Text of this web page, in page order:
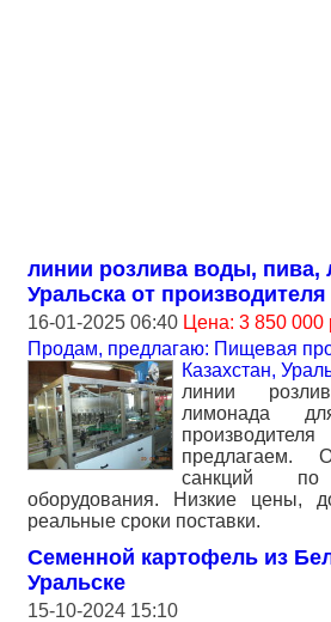
линии розлива воды, пива,
Уральска от
16-01-2025 06:40 Цена: 3 850 000
Продам, предлагаю: Пищевая
Казахстан,
линии
лимонада
предлагаем.
санкций
оборудования. Низкие цены,
реальные сроки поставки.
Семенной картофель из
Уральске
15-10-2024 15:10